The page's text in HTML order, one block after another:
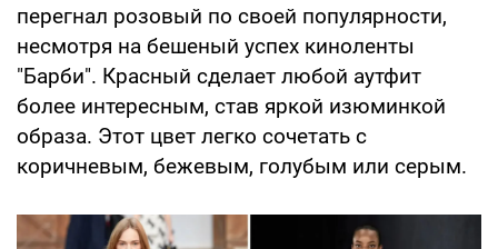
перегнал розовый по своей популярности,
несмотря на бешеный успех киноленты
"Барби". Красный сделает любой аутфит
более интересным, став яркой изюминкой
образа. Этот цвет легко сочетать с
коричневым, бежевым, голубым или серым.